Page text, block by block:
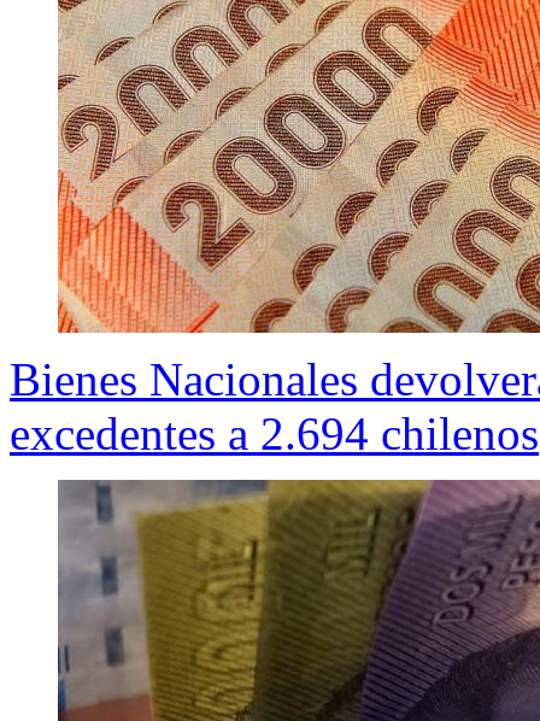
Bienes Nacionales
excedentes a 2.694 chilenos